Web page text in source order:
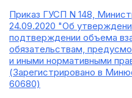
Приказ ГУСП N 148,
24.09.2020 "Об
подтверждении объема
обязательствам,
и иными нормативными
(Зарегистрировано в
60680)